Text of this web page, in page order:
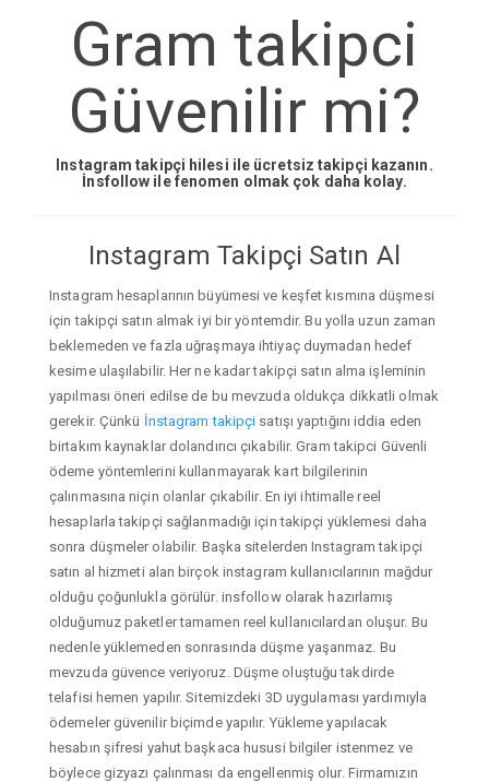
Gram takipci
Güvenilir mi?
Instagram takipçi hilesi ile ücretsiz takipçi kazanın.
İnsfollow ile fenomen olmak çok daha kolay.
Instagram Takipçi Satın Al
Instagram hesaplarının büyümesi ve keşfet kısmına düşmesi
için takipçi satın almak iyi bir yöntemdir. Bu yolla uzun zaman
beklemeden ve fazla uğraşmaya ihtiyaç duymadan hedef
kesime ulaşılabilir. Her ne kadar takipçi satın alma işleminin
yapılması öneri edilse de bu mevzuda oldukça dikkatli olmak
gerekir. Çünkü İnstagram takipçi satışı yaptığını iddia eden
birtakım kaynaklar dolandırıcı çıkabilir. Gram takipci Güvenli
ödeme yöntemlerini kullanmayarak kart bilgilerinin
çalınmasına niçin olanlar çıkabilir. En iyi ihtimalle reel
hesaplarla takipçi sağlanmadığı için takipçi yüklemesi daha
sonra düşmeler olabilir. Başka sitelerden Instagram takipçi
satın al hizmeti alan birçok instagram kullanıcılarının mağdur
olduğu çoğunlukla görülür. insfollow olarak hazırlamış
olduğumuz paketler tamamen reel kullanıcılardan oluşur. Bu
nedenle yüklemeden sonrasında düşme yaşanmaz. Bu
mevzuda güvence veriyoruz. Düşme oluştuğu takdirde
telafisi hemen yapılır. Sitemizdeki 3D uygulaması yardımıyla
ödemeler güvenilir biçimde yapılır. Yükleme yapılacak
hesabın şifresi yahut başkaca hususi bilgiler istenmez ve
böylece gizyazı çalınması da engellenmiş olur. Firmamızın